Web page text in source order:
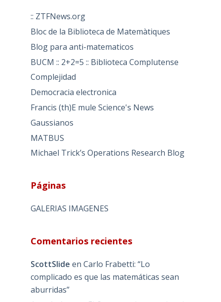
:: ZTFNews.org
Bloc de la Biblioteca de Matemàtiques
Blog para anti-matematicos
BUCM :: 2+2=5 :: Biblioteca Complutense
Complejidad
Democracia electronica
Francis (th)E mule Science's News
Gaussianos
MATBUS
Michael Trick’s Operations Research Blog
Páginas
GALERIAS IMAGENES
Comentarios recientes
ScottSlide en Carlo Frabetti: “Lo
complicado es que las matemáticas sean
aburridas”